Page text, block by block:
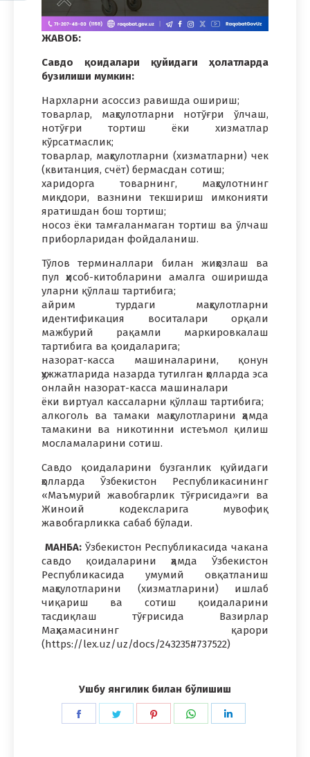
ЖАВОБ:
Савдо қоидалари қуйидаги ҳолатларда
бузилиши мумкин:
Нархларни асоссиз равишда ошириш;
товарлар, маҳсулотларни нотўғри ўлчаш,
нотўғри тортиш ёки хизматлар
кўрсатмаслик;
товарлар, маҳсулотларни (хизматларни) чек
(квитанция, счёт) бермасдан сотиш;
харидорга товарнинг, маҳсулотнинг
миқдори, вазнини текшириш имконияти
яратишдан бош тортиш;
носоз ёки тамғаланмаган тортиш ва ўлчаш
приборларидан фойдаланиш.
Тўлов терминаллари билан жиҳозлаш ва
пул ҳисоб-китобларини амалга оширишда
уларни қўллаш тартибига;
айрим турдаги маҳсулотларни
идентификация воситалари орқали
мажбурий рақамли маркировкалаш
тартибига ва қоидаларига;
назорат-касса машиналарини, қонун
ҳужжатларида назарда тутилган ҳолларда эса
онлайн назорат-касса машиналари
ёки виртуал кассаларни қўллаш тартибига;
алкоголь ва тамаки маҳсулотларини ҳамда
тамакини ва никотинни истеъмол қилиш
мосламаларини сотиш.
Савдо қоидаларини бузганлик қуйидаги
ҳолларда Ўзбекистон Республикасининг
«Маъмурий жавобгарлик тўғрисида»ги ва
Жиноий кодексларига мувофиқ
жавобгарликка сабаб бўлади.
МАНБА:Ўзбекистон Республикасида чакана
савдо қоидаларини ҳамда Ўзбекистон
Республикасида умумий овқатланиш
маҳсулотларини (хизматларини) ишлаб
чиқариш ва сотиш қоидаларини
тасдиқлаш тўғрисида Вазирлар
Маҳкамасининг қарори
(https://lex.uz/uz/docs/243235#737522)
Ушбу янгилик билан бўлишиш
Share
Share
Share
Share